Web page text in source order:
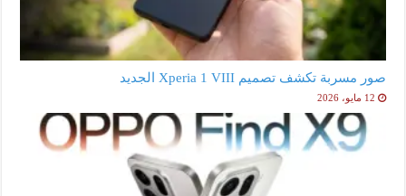
صور مسربة تكشف تصميم Xperia 1 VIII الجديد
12 مايو، 2026